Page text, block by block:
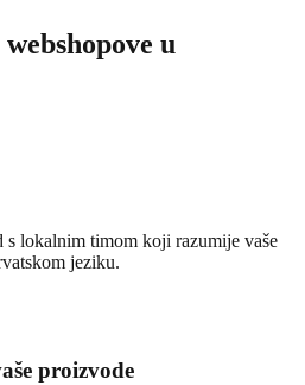
u
lokalnim timom koji razumije vaše
jeziku.
proizvode